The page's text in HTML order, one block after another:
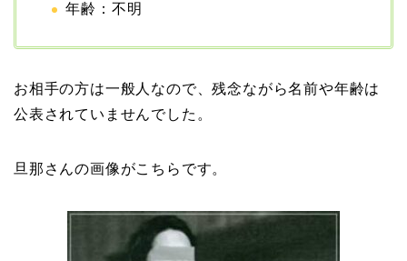
の結婚馴れ初めはバラエ
急接近！
本並健司が元嫁・美千代
画像や離婚理由は？
年齢：不明
お相手の方は一般人なので、残念ながら名前や年齢は
公表されていませんでした。
旦那さんの画像がこちらです。